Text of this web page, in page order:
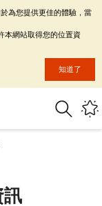
訊
為您提供更佳的體驗，當
本網站取得您的位置資
知道了